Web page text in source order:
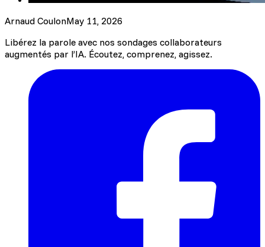
Arnaud CoulonMay 11, 2026
Libérez la parole avec nos sondages collaborateurs
augmentés par l’IA. Écoutez, comprenez, agissez.